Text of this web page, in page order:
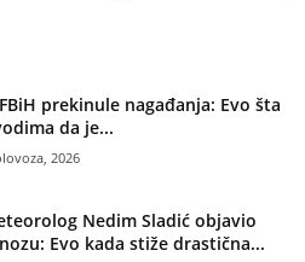
prekinule nagađanja: Evo šta
da je...
2026
Nedim Sladić objavio
Evo kada stiže drastična...